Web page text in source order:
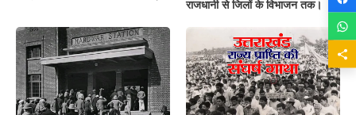
राजधानी से जिलों के विभाजन तक।